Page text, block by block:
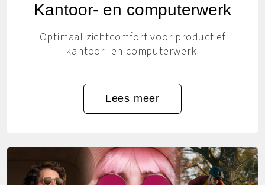
Kantoor- en computerwerk
Optimaal zichtcomfort voor productief
kantoor- en computerwerk.
Lees meer